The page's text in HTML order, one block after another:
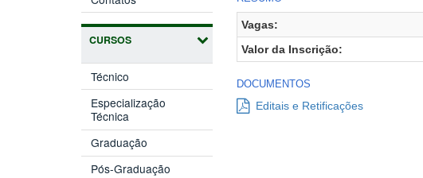
CURSOS
Técnico
Especialização
Técnica
Graduação
Pós-Graduação
Vagas:
Valor da Inscrição:
DOCUMENTOS
Editais e Retificações